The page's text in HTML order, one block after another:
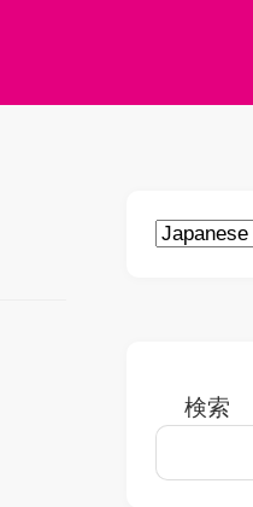
検索